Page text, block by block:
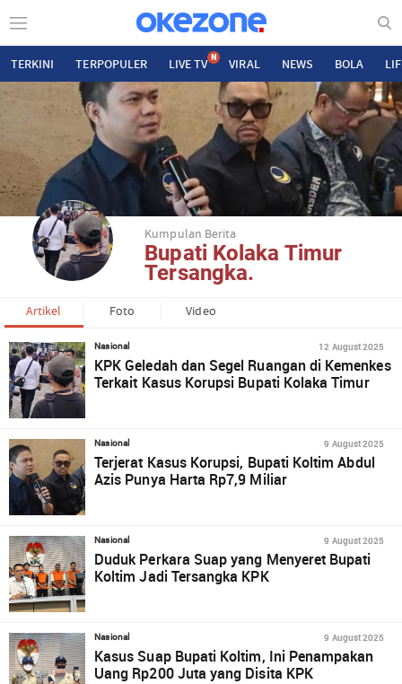
TERKINI TERPOPULER LIVE TV N VIRAL NEWS BOLA
Kumpulan Berita
Bupati Kolaka Timur
Tersangka.
Artikel Foto Video
Nasional 12 August 2025
KPK Geledah dan Segel Ruangan di Kemenkes
Terkait Kasus Korupsi Bupati Kolaka Timur
Nasional 9 August 2025
Terjerat Kasus Korupsi, Bupati Koltim Abdul
Azis Punya Harta Rp7,9 Miliar
Nasional 9 August 2025
Duduk Perkara Suap yang Menyeret Bupati
Koltim Jadi Tersangka KPK
Nasional 9 August 2025
Kasus Suap Bupati Koltim, Ini Penampakan
Uang Rp200 Juta yang Disita KPK